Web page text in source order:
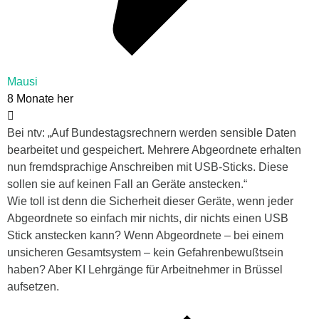
Mausi
8 Monate her
Bei ntv: „Auf Bundestagsrechnern werden sensible Daten
bearbeitet und gespeichert. Mehrere Abgeordnete erhalten
nun fremdsprachige Anschreiben mit USB-Sticks. Diese
sollen sie auf keinen Fall an Geräte anstecken.“
Wie toll ist denn die Sicherheit dieser Geräte, wenn jeder
Abgeordnete so einfach mir nichts, dir nichts einen USB
Stick anstecken kann? Wenn Abgeordnete – bei einem
unsicheren Gesamtsystem – kein Gefahrenbewußtsein
haben? Aber KI Lehrgänge für Arbeitnehmer in Brüssel
aufsetzen.